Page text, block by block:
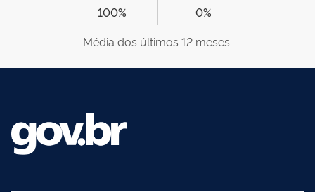
100%
0%
Média dos últimos 12 meses.